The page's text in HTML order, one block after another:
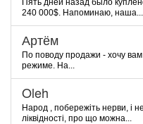
Пять дней назад было
240 000$. Напоминаю, наша...
Артём
По поводу продажи - хочу
режиме. На...
Oleh
Народ , побережіть нерви, і
ліквідності, про що можна...